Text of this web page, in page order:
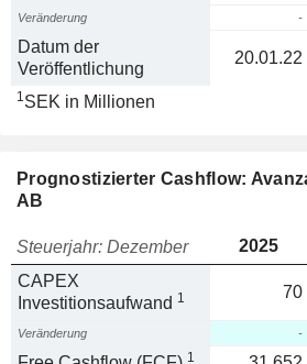
Veränderung -
Datum der
Veröffentlichung
20.01.22
1SEK in Millionen
Prognostizierter Cashflow:
AB
Steuerjahr: Dezember 2025
CAPEX
Investitionsaufwand 1 70
Veränderung -
1